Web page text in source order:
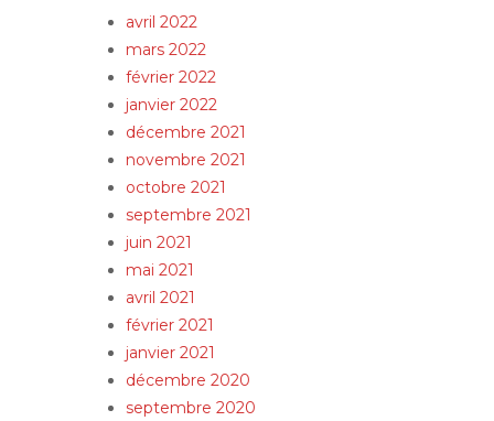
avril 2022
mars 2022
février 2022
janvier 2022
décembre 2021
novembre 2021
octobre 2021
septembre 2021
juin 2021
mai 2021
avril 2021
février 2021
janvier 2021
décembre 2020
septembre 2020